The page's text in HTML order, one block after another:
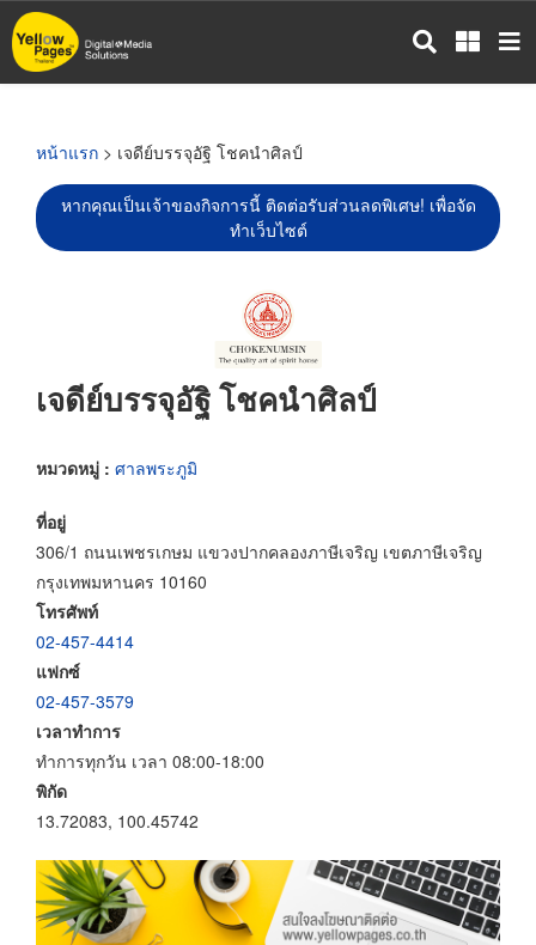
ข้าม
ไป
หน้าแรก > เจดีย์บรรจุอัฐิ โชคนำศิลป์
หากคุณเป็นเจ้าของกิจการนี้ ติดต่อรับส่วนลดพิเศษ! เพื่อจัด
ทำเว็บไซต์
เจดีย์บรรจุอัฐิ โชคนำศิลป์
หมวดหมู่ : ศาลพระภูมิ
ที่อยู่
306/1 ถนนเพชรเกษม แขวงปากคลองภาษีเจริญ เขตภาษีเจริญ
กรุงเทพมหานคร 10160
โทรศัพท์
02-457-4414
แฟกซ์
02-457-3579
เวลาทำการ
ทำการทุกวัน เวลา 08:00-18:00
พิกัด
13.72083, 100.45742